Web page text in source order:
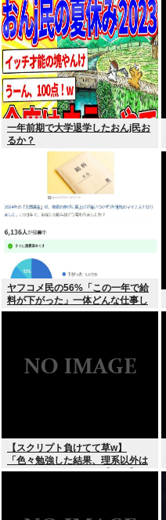
一年前期で大学退学したおんj民お
るか？
ヤフコメ民の56%「この一年で給
料が下がった」一体どんな仕事し
てんだよこいつら！？
【スクリプト負けてて草w】
「色々勉強した結果、理系以外は
エラー品だと気付いた【ガチ】」